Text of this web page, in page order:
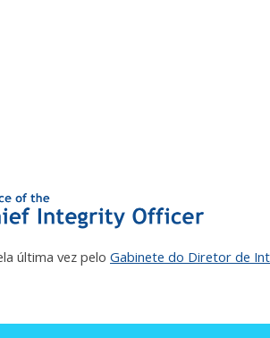
última vez pelo Gabinete do Diretor de